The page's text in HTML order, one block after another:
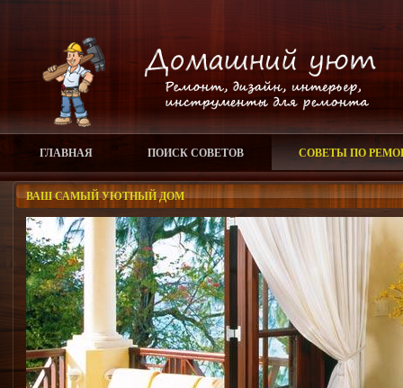
ГЛАВНАЯ ПОИСК СОВЕТОВ СОВЕТЫ ПО
ВАШ САМЫЙ УЮТНЫЙ ДОМ